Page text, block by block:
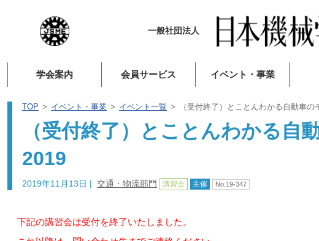
一般社団法人
学会案内 会員サービス イベント・事業
TOP イベント・事業 イベント一覧 （受付終了）とことんわかる自動車
（受付終了）とことんわかる自
2019
2019年11月13日 | 交通・物流部門 講習会 主催 No.19-347
下記の講習会は受付を終了いたしました。